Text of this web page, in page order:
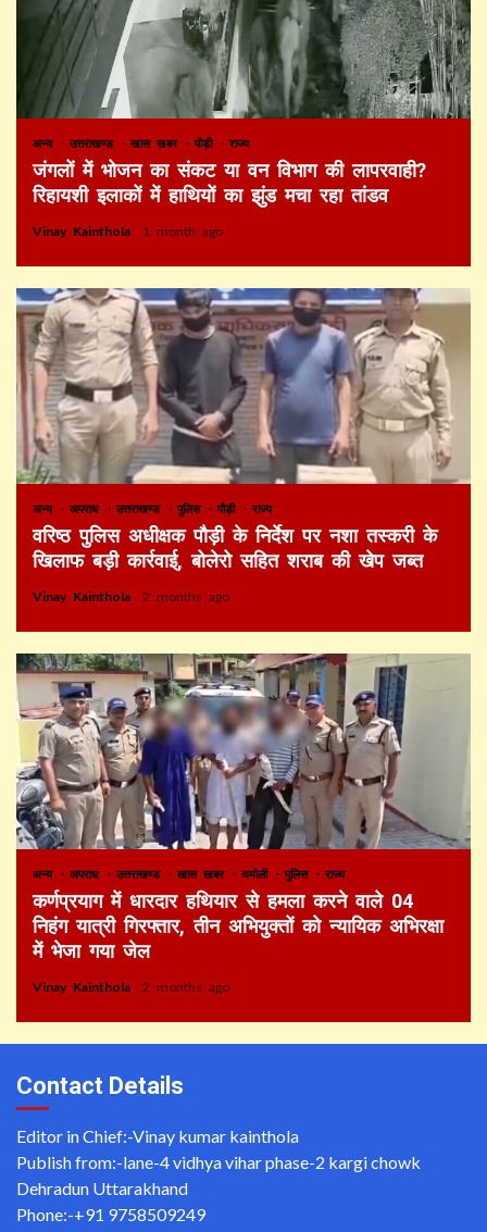
अन्य उत्तराखण्ड खास खबर पौड़ी राज्य
जंगलों में भोजन का संकट या वन विभाग की लापरवाही?
रिहायशी इलाकों में हाथियों का झुंड मचा रहा तांडव
Vinay Kainthola 1 month ago
अन्य अपराध उत्तराखण्ड पुलिस पौड़ी राज्य
वरिष्ठ पुलिस अधीक्षक पौड़ी के निर्देश पर नशा तस्करी के
खिलाफ बड़ी कार्रवाई, बोलेरो सहित शराब की खेप जब्त
Vinay Kainthola 2 months ago
अन्य अपराध उत्तराखण्ड खास खबर चमोली पुलिस राज्य
कर्णप्रयाग में धारदार हथियार से हमला करने वाले 04
निहंग यात्री गिरफ्तार, तीन अभियुक्तों को न्यायिक अभिरक्षा
में भेजा गया जेल
Vinay Kainthola 2 months ago
Contact Details
Editor in Chief:-Vinay kumar kainthola
Publish from:-lane-4 vidhya vihar phase-2 kargi chowk
Dehradun Uttarakhand
Phone:-+91 9758509249